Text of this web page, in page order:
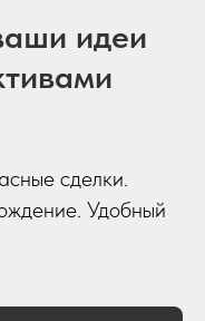
идеи
сделки.
Удобный